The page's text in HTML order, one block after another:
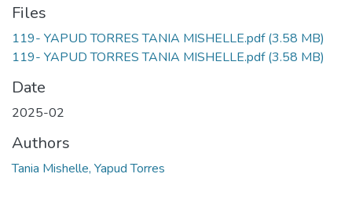
Files
119- YAPUD TORRES TANIA MISHELLE.pdf(3.58 MB)
119- YAPUD TORRES TANIA MISHELLE.pdf(3.58 MB)
Date
2025-02
Authors
Tania Mishelle, Yapud Torres